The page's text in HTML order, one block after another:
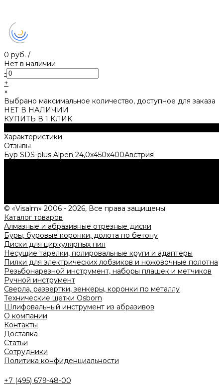
0 руб. /
Нет в наличии
-
+
×
Выбрано максимальное количество, доступное для заказа
НЕТ В НАЛИЧИИ
КУПИТЬ В 1 КЛИК
Характеристики
Отзывы
Бур SDS-plus Alpen 24,0x450х400Австрия
© «Visalm» 2006 - 2026, Все права защищены
Каталог товаров
Алмазные и абразивные отрезные диски
Буры, буровые коронки, долота по бетону
Диски для циркулярных пил
Несущие тарелки, полировальные круги и адаптеры
Пилки для электрических лобзиков и ножовочные полотна
Резьбонарезной инструмент, наборы плашек и метчиков
Ручной инструмент
Сверла, развертки, зенкеры, коронки по металлу
Технические щетки Osborn
Шлифовальный инструмент из абразивов
О компании
Контакты
Доставка
Статьи
Сотрудники
Политика конфиденциальности
+7 (495) 679-48-00